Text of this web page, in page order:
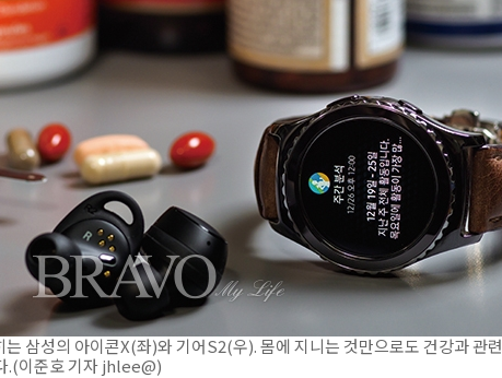
삼성의 아이콘X(좌)와 기어S2(우). 몸에 지니는 것만으로도 건강과 관련
.(이준호 기자 jhlee@)